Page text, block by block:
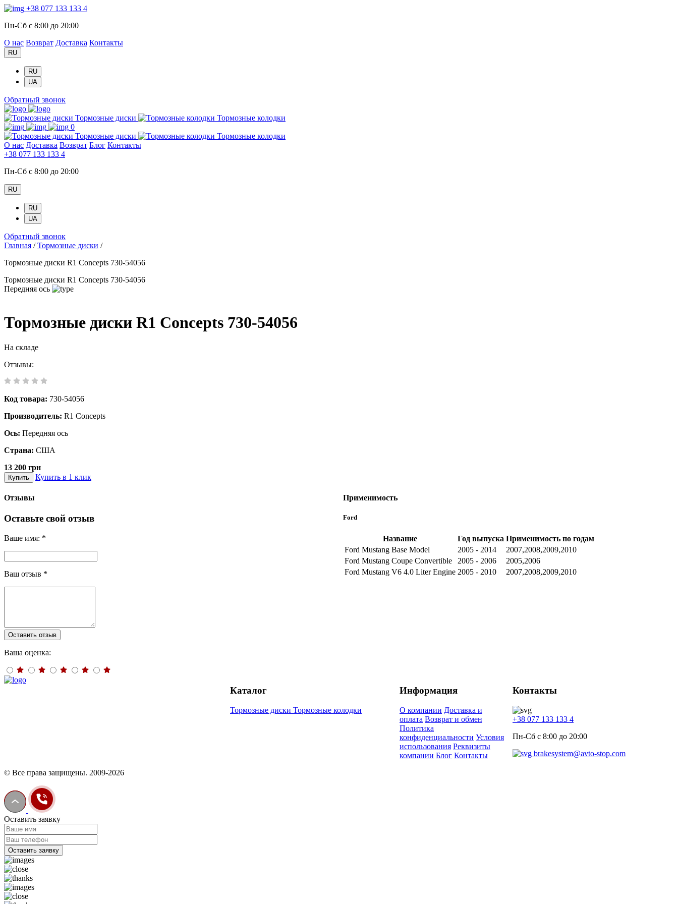
+38 077 133 133 4
Пн-Сб с 8:00 до 20:00
О нас Возврат Доставка Контакты
RU
RU
UA
Обратный звонок
Тормозные диски
Тормозные колодки
0
Тормозные диски
Тормозные колодки
О нас Доставка Возврат Блог Контакты
+38 077 133 133 4
Пн-Сб с 8:00 до 20:00
RU
RU
UA
Обратный звонок
Главная / Тормозные диски /
Тормозные диски R1 Concepts 730-54056
Тормозные диски R1 Concepts 730-54056
Передняя ось
Тормозные диски R1 Concepts 730-54056
На складе
Отзывы:
Код товара: 730-54056
Производитель: R1 Concepts
Ось: Передняя ось
Страна: США
13 200 грн
Купить Купить в 1 клик
Отзывы
Оставьте свой отзыв
Ваше имя: *
Ваш отзыв *
Оставить отзыв
Ваша оценка:
Применимость
Ford
Название Год выпуска Применимость по годам
Ford Mustang Base Model
2005 - 2014
2007,2008,2009,2010
Ford Mustang Coupe Convertible
2005 - 2006
2005,2006
Ford Mustang V6 4.0 Liter Engine 2005 - 2010 2007,2008,2009,2010
Каталог
Тормозные диски Тормозные колодки
Информация
О компании Доставка и
оплата Возврат и обмен
Политика
конфиденциальности Условия
использования Реквизиты
компании Блог Контакты
Контакты
+38 077 133 133 4
Пн-Сб с 8:00 до 20:00
brakesystem@avto-stop.com
© Все права защищены. 2009-2026
Оставить заявку
Оставить заявку